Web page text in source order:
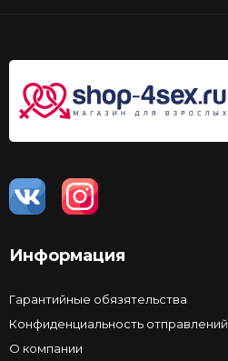
Информация
Гарантийные обязятельства
Конфиденциальность отправлений
О компании